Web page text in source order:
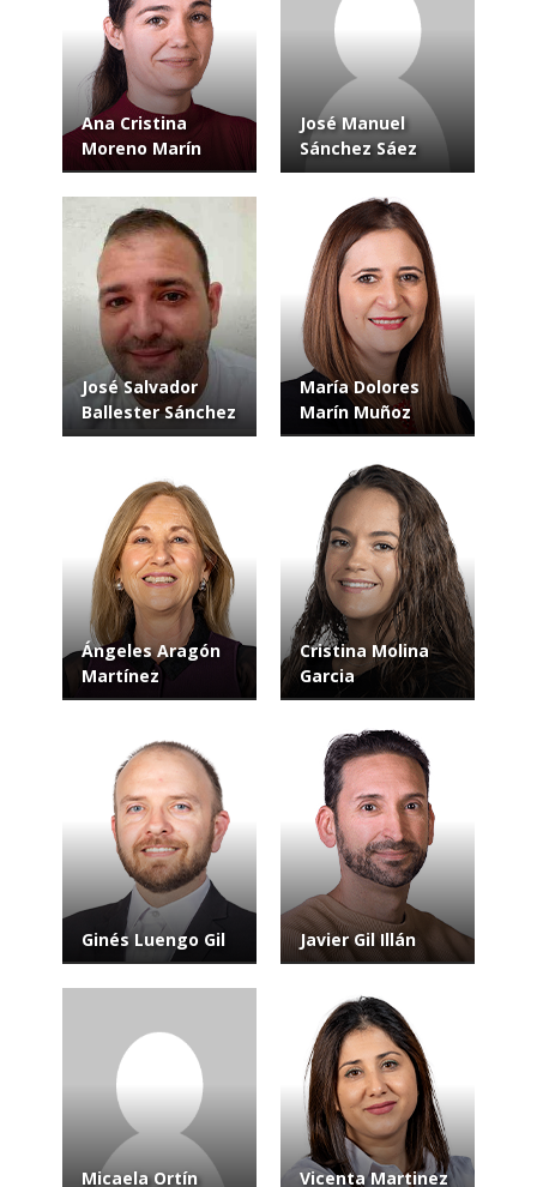
Ana Cristina
Moreno Marín
José Manuel
Sánchez Sáez
José Salvador
Ballester Sánchez
María Dolores
Marín Muñoz
Ángeles Aragón
Martínez
Cristina Molina
Garcia
Ginés Luengo Gil Javier Gil Illán
Micaela Ortín Vicenta Martinez